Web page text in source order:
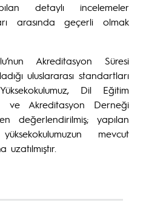
detaylı incelemeler
arasında geçerli olmak
Akreditasyon Süresi
uluslararası standartları
Dil Eğitim
ve Akreditasyon Derneği
değerlendirilmiş; yapılan
mevcut